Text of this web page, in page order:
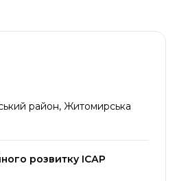
район, Житомирська
розвитку ІСАР